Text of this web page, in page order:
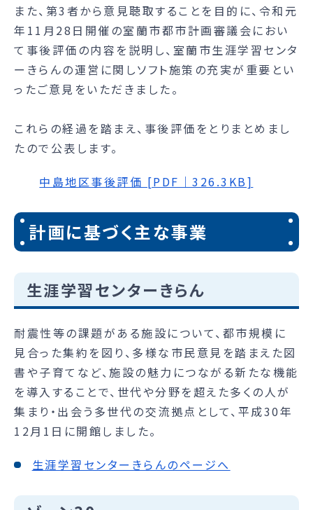
また、第3者から意見聴取することを目的に、令和元
年11月28日開催の室蘭市都市計画審議会におい
て事後評価の内容を説明し、室蘭市生涯学習センタ
ーきらんの運営に関しソフト施策の充実が重要とい
ったご意見をいただきました。
これらの経過を踏まえ、事後評価をとりまとめまし
たので公表します。
中島地区事後評価 [PDF｜326.3KB]
計画に基づく主な事業
生涯学習センターきらん
耐震性等の課題がある施設について、都市規模に
見合った集約を図り、多様な市民意見を踏まえた図
書や子育てなど、施設の魅力につながる新たな機能
を導入することで、世代や分野を超えた多くの人が
集まり・出会う多世代の交流拠点として、平成30年
12月1日に開館しました。
生涯学習センターきらんのページへ